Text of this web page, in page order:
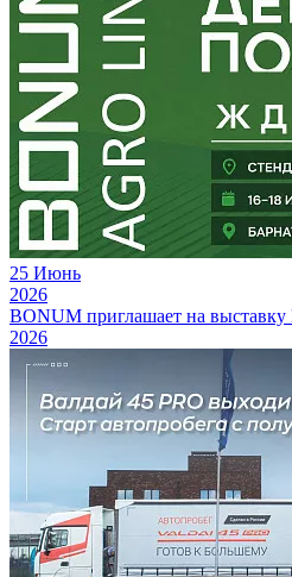
25 Июнь
2026
BONUM приглашает на выставку
2026